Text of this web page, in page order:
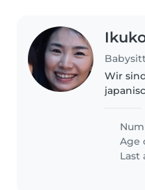
Wir
von 6
Berlin.
eine
Age
Last